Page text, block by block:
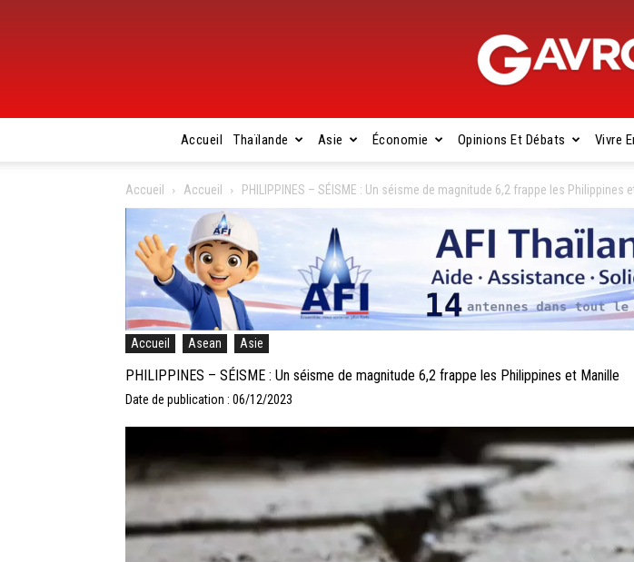
Accueil Thaïlande Asie Économie Opinions Et Débats Vivre
Accueil Accueil PHILIPPINES – SÉISME : Un séisme de magnitude 6,2 frappe les Philippines
Accueil Asean Asie
PHILIPPINES – SÉISME : Un séisme de magnitude 6,2 frappe les Philippines et Manille
Date de publication : 06/12/2023